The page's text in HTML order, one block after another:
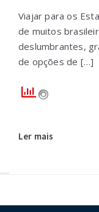
Viajar para os
de muitos
deslumbrantes,
de opções de […]
Ler mais